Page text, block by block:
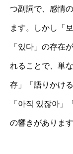
つ副詞で、感情
ます。しかし「
「있다」の存在
れることで、単
存」「語りかけ
「아직 있잖아
の響きがあります